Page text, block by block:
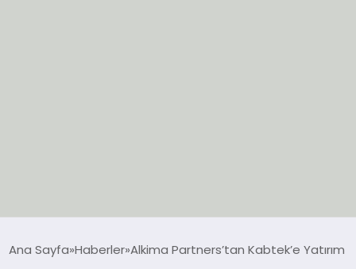
Ana Sayfa Haberler Alkima Partners’tan Kabtek’e Yatırım